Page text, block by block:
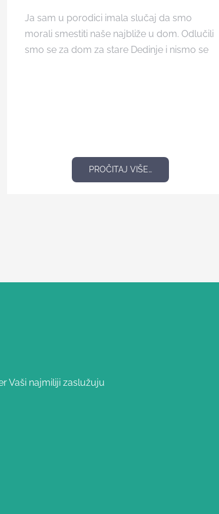
Ja sam u porodici imala slučaj da smo
morali smestiti naše najbliže u dom. Odlučili
smo se za dom za stare Dedinje i nismo se
PROČITAJ VIŠE…
Vaši najmiliji zaslužuju